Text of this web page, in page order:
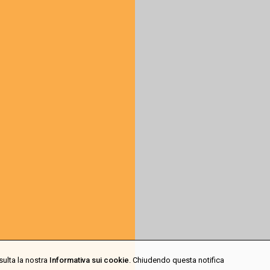
la nostra Informativa sui cookie. Chiudendo questa notifica